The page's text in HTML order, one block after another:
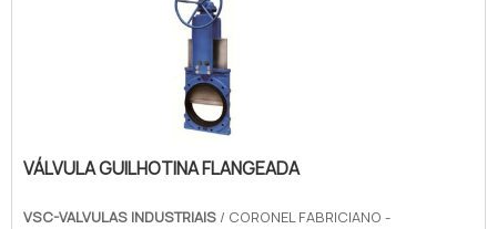
VÁLVULA GUILHOTINA FLANGEADA
VSC-VALVULAS INDUSTRIAIS / CORONEL FABRICIANO -